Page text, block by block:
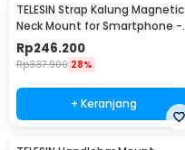
TELESIN Strap Kalung Magnetic
Neck Mount for Smartphone -
MNM-001
Rp246.200
Rp337.900 28%
+ Keranjang